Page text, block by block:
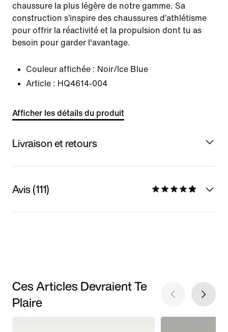
chaussure la plus légère de notre gamme. Sa
construction s’inspire des chaussures d’athlétisme
pour offrir la réactivité et la propulsion dont tu as
besoin pour garder l'avantage.
Couleur affichée : Noir/Ice Blue
Article : HQ4614-004
Afficher les détails du produit
Livraison et retours
Avis (111)
Ces Articles Devraient Te
Plaire